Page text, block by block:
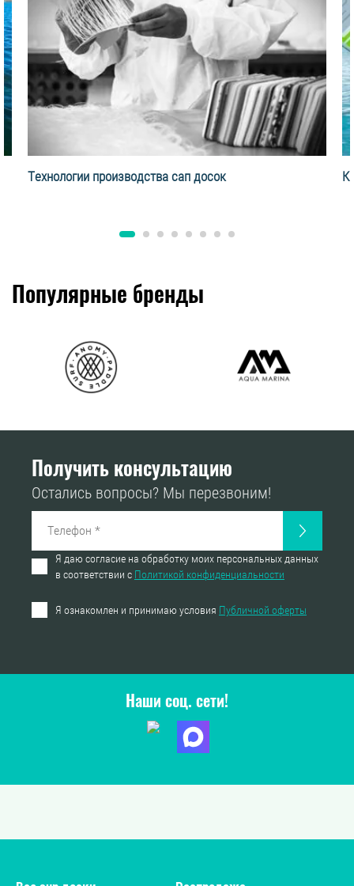
Технологии производства сап досок
Популярные бренды
Получить консультацию
Остались вопросы? Мы перезвоним!
Я даю согласие на обработку моих персональных данных
в соответствии с Политикой конфиденциальности
Я ознакомлен и принимаю условия Публичной оферты
Наши соц. сети!